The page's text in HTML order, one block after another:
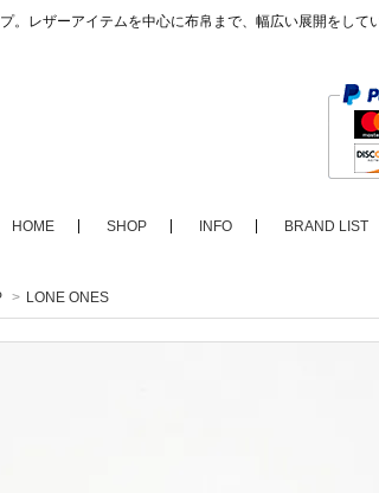
。レザーアイテムを中心に布帛まで、幅広い展開をして
HOME SHOP INFO BRAND LIST
> LONE ONES